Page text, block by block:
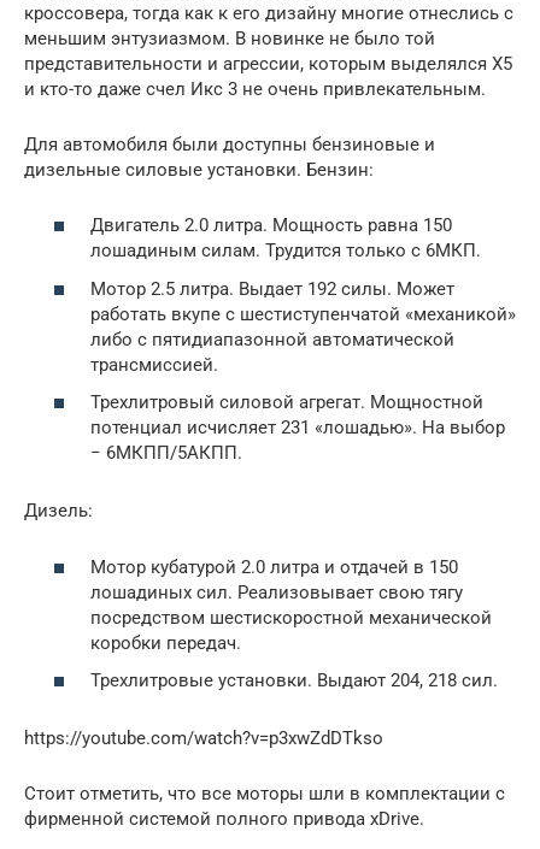
кроссовера, тогда как к его дизайну многие отнеслись с
меньшим энтузиазмом. В новинке не было той
представительности и агрессии, которым выделялся Х5
и кто-то даже счел Икс 3 не очень привлекательным.
Для автомобиля были доступны бензиновые и
дизельные силовые установки. Бензин:
Двигатель 2.0 литра. Мощность равна 150
лошадиным силам. Трудится только с 6МКП.
Мотор 2.5 литра. Выдает 192 силы. Может
работать вкупе с шестиступенчатой «механикой»
либо с пятидиапазонной автоматической
трансмиссией.
Трехлитровый силовой агрегат. Мощностной
потенциал исчисляет 231 «лошадью». На выбор
− 6МКПП/5АКПП.
Дизель:
Мотор кубатурой 2.0 литра и отдачей в 150
лошадиных сил. Реализовывает свою тягу
посредством шестискоростной механической
коробки передач.
Трехлитровые установки. Выдают 204, 218 сил.
https://youtube.com/watch?v=p3xwZdDTkso
Стоит отметить, что все моторы шли в комплектации с
фирменной системой полного привода xDrive.